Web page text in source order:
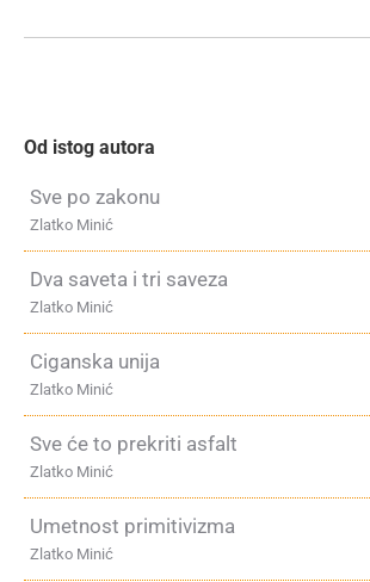
Od istog autora
Sve po zakonu
Zlatko Minić
Dva saveta i tri saveza
Zlatko Minić
Ciganska unija
Zlatko Minić
Sve će to prekriti asfalt
Zlatko Minić
Umetnost primitivizma
Zlatko Minić